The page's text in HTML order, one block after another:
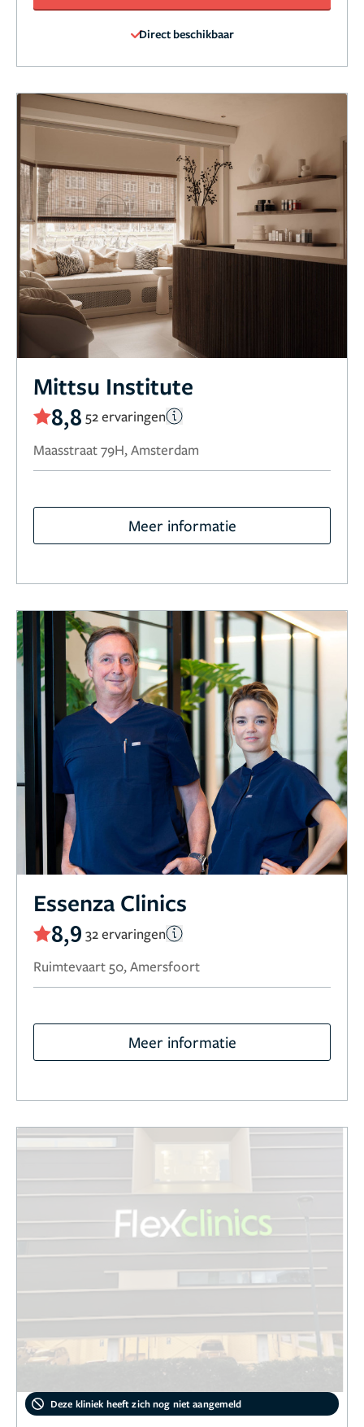
Direct beschikbaar
Mittsu Institute
8,8 52 ervaringen
Maasstraat 79H, Amsterdam
Meer informatie
Essenza Clinics
8,9 32 ervaringen
Ruimtevaart 50, Amersfoort
Meer informatie
Deze kliniek heeft zich nog niet aangemeld